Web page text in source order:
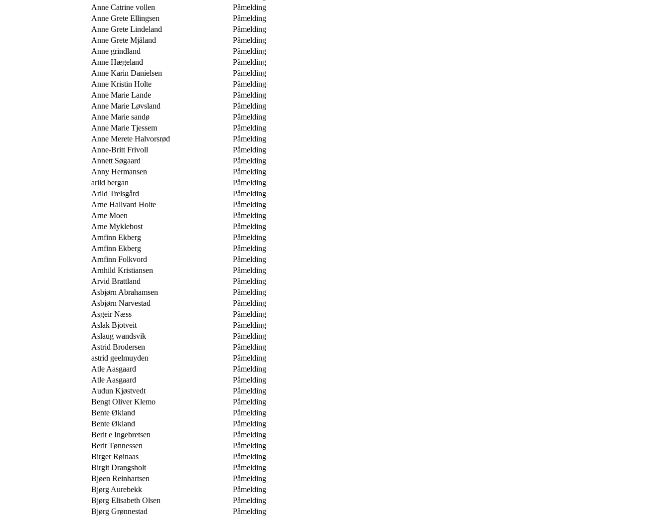
Anne Catrine vollen
Påmelding
Anne Grete Ellingsen
Påmelding
Anne Grete Lindeland
Påmelding
Anne Grete Mjåland
Påmelding
Anne grindland
Påmelding
Anne Hægeland
Påmelding
Anne Karin Danielsen
Påmelding
Anne Kristin Holte
Påmelding
Anne Marie Lande
Påmelding
Anne Marie Løvsland
Påmelding
Anne Marie sandø
Påmelding
Anne Marie Tjessem
Påmelding
Anne Merete Halvorsrød
Påmelding
Anne-Britt Frivoll
Påmelding
Annett Søgaard
Påmelding
Anny Hermansen
Påmelding
arild bergan
Påmelding
Arild Trelsgård
Påmelding
Arne Hallvard Holte
Påmelding
Arne Moen
Påmelding
Arne Myklebost
Påmelding
Arnfinn Ekberg
Påmelding
Arnfinn Ekberg
Påmelding
Arnfinn Folkvord
Påmelding
Arnhild Kristiansen
Påmelding
Arvid Brattland
Påmelding
Asbjørn Abrahamsen
Påmelding
Asbjørn Narvestad
Påmelding
Asgeir Næss
Påmelding
Aslak Bjotveit
Påmelding
Aslaug wandsvik
Påmelding
Astrid Brodersen
Påmelding
astrid geelmuyden
Påmelding
Atle Aasgaard
Påmelding
Atle Aasgaard
Påmelding
Audun Kjøstvedt
Påmelding
Bengt Oliver Klemo
Påmelding
Bente Økland
Påmelding
Bente Økland
Påmelding
Berit e Ingebretsen
Påmelding
Berit Tønnessen
Påmelding
Birger Røinaas
Påmelding
Birgit Drangsholt
Påmelding
Bjøen Reinhartsen
Påmelding
Bjørg Aurebekk
Påmelding
Bjørg Elisabeth Olsen
Påmelding
Bjørg Grønnestad
Påmelding